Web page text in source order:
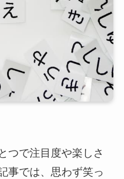
つで注目度や楽しさ
事では、思わず笑っ